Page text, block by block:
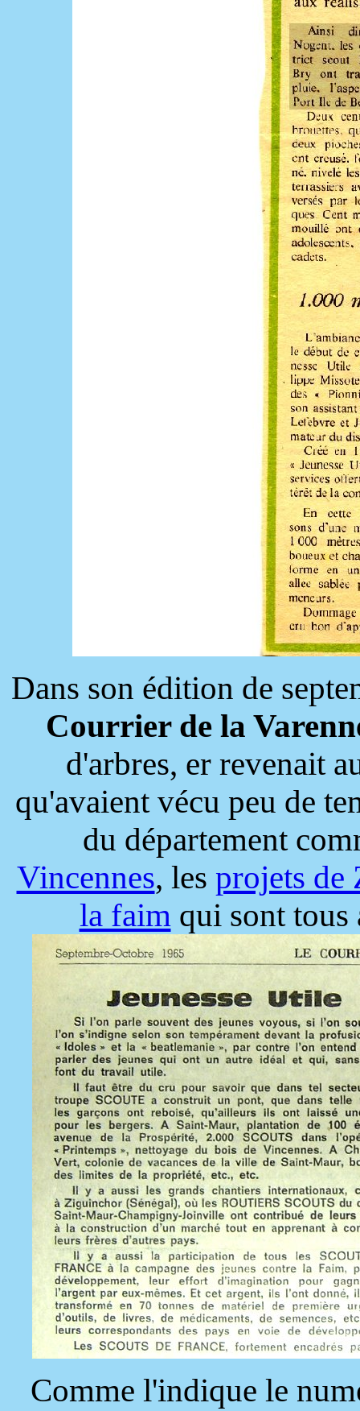
Dans son édition de
Courrier de la
d'arbres, er revenait
qu'avaient vécu peu de
du département
Vincennes, les projets de
la faimqui sont tous
Comme l'indique le